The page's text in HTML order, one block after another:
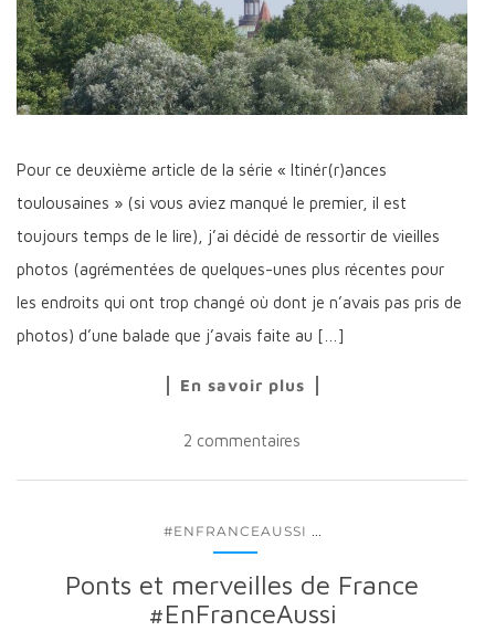
Pour ce deuxième article de la série « Itinér(r)ances
toulousaines » (si vous aviez manqué le premier, il est
toujours temps de le lire), j’ai décidé de ressortir de vieilles
photos (agrémentées de quelques-unes plus récentes pour
les endroits qui ont trop changé où dont je n’avais pas pris de
photos) d’une balade que j’avais faite au […]
En savoir plus
2 commentaires
#ENFRANCEAUSSI
Ponts et merveilles de France
#EnFranceAussi